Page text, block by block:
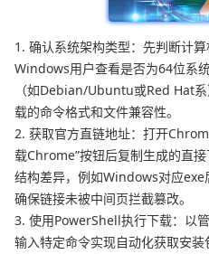
1. 确认系统架构类型：先判断计算
Windows用户查看是否为64位系
（如Debian/Ubuntu或Red Hat
载的命令格式和文件兼容性。
2. 获取官方直链地址：打开
载Chrome”按钮后复制生成的直
结构差异，例如Windows对应
确保链接未被中间页拦截篡改。
3. 使用PowerShell执行下载：以
输入特定命令实现自动化获取安